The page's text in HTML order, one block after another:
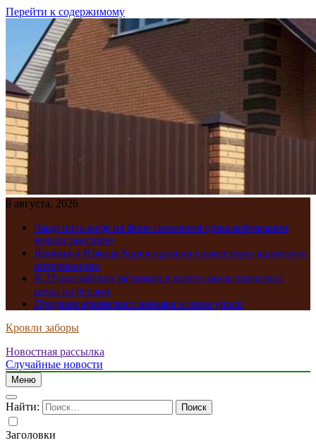
Перейти к содержимому
8 августа, 2026
Чаще пить кофе на фоне снижения цены кофемашин
начали россияне
Япония и Южная Корея провели совместную валютную
интервенцию
В 23 российских регионах в конце июля снизились
цены на бензин
Продажи армянского коньяка и вина упали
Кровли заборы
Новостная рассылка
Случайные новости
Меню
Найти:
Заголовки